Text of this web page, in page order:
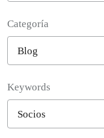
Categoría
Keywords